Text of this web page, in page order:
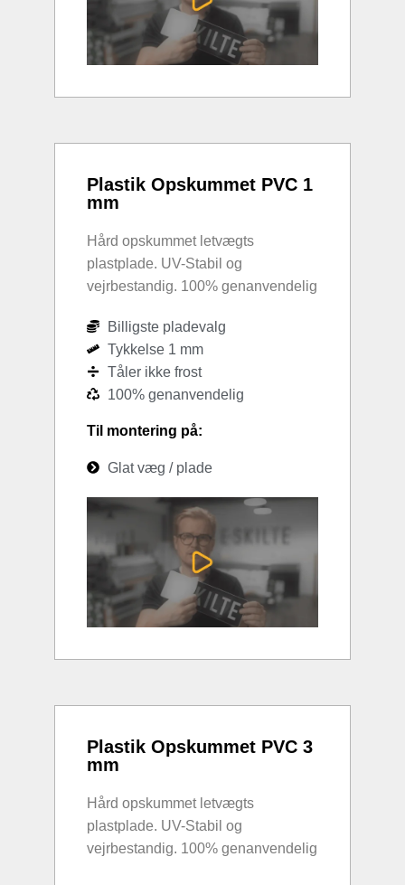
Plastik Opskummet PVC 1
mm
Hård opskummet letvægts
plastplade. UV-Stabil og
vejrbestandig. 100% genanvendelig
Billigste pladevalg
Tykkelse 1 mm
Tåler ikke frost
100% genanvendelig
Til montering på:
Glat væg / plade
Plastik Opskummet PVC 3
mm
Hård opskummet letvægts
plastplade. UV-Stabil og
vejrbestandig. 100% genanvendelig